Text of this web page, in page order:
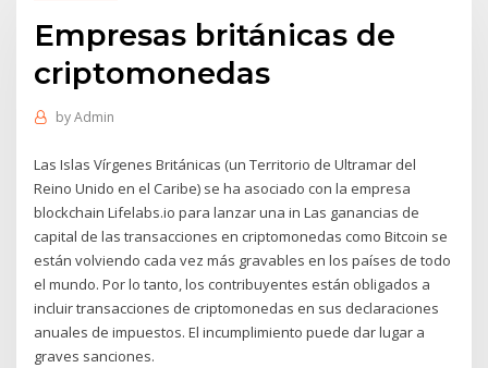
Empresas británicas de
criptomonedas
byAdmin
Las Islas Vírgenes Británicas (un Territorio de Ultramar del
Reino Unido en el Caribe) se ha asociado con la empresa
blockchain Lifelabs.io para lanzar una in Las ganancias de
capital de las transacciones en criptomonedas como Bitcoin se
están volviendo cada vez más gravables en los países de todo
el mundo. Por lo tanto, los contribuyentes están obligados a
incluir transacciones de criptomonedas en sus declaraciones
anuales de impuestos. El incumplimiento puede dar lugar a
graves sanciones.